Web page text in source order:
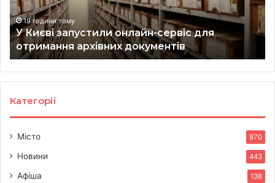
отримання
архівних
документів
19 години тому
У Києві запустили онлайн-сервіс для
отримання архівних документів
за
як
Категорії
Місто 870
Новини 443
Афіша 138